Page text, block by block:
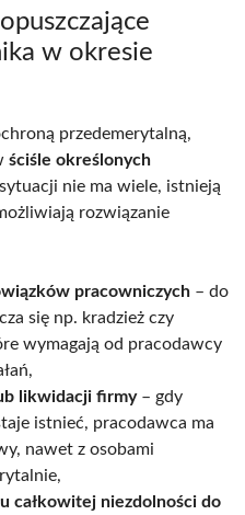
w okresie
przedemerytalną,
ściśle określonych
nie ma wiele, istnieją
rozwiązanie
pracowniczych – do
się np. kradzież czy
wymagają od pracodawcy
likwidacji firmy– gdy
istnieć, pracodawca ma
nawet z osobami
całkowitej niezdolności do